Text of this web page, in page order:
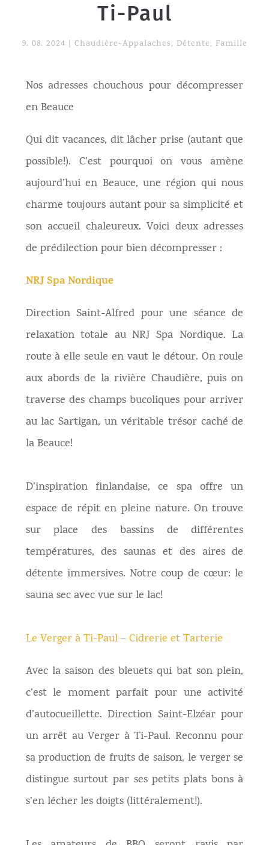
Ti-Paul
9. 08. 2024 Chaudière-Appalaches, Détente, Famille
Nos adresses chouchous pour décompresser
en Beauce
Qui dit vacances, dit lâcher prise (autant que
possible!). C’est pourquoi on vous amène
aujourd’hui en Beauce, une région qui nous
charme toujours autant pour sa simplicité et
son accueil chaleureux. Voici deux adresses
de prédilection pour bien décompresser :
NRJ Spa Nordique
Direction Saint-Alfred pour une séance de
relaxation totale au NRJ Spa Nordique. La
route à elle seule en vaut le détour. On roule
aux abords de la rivière Chaudière, puis on
traverse des champs bucoliques pour arriver
au lac Sartigan, un véritable trésor caché de
la Beauce!
D’inspiration finlandaise, ce spa offre un
espace de répit en pleine nature. On trouve
sur place des bassins de différentes
températures, des saunas et des aires de
détente immersives. Notre coup de cœur: le
sauna sec avec vue sur le lac!
Le Verger à Ti-Paul – Cidrerie et Tarterie
Avec la saison des bleuets qui bat son plein,
c’est le moment parfait pour une activité
d’autocueillette. Direction Saint-Elzéar pour
un arrêt au Verger à Ti-Paul. Reconnu pour
sa production de fruits de saison, le verger se
distingue surtout par ses petits plats bons à
s’en lécher les doigts (littéralement!).